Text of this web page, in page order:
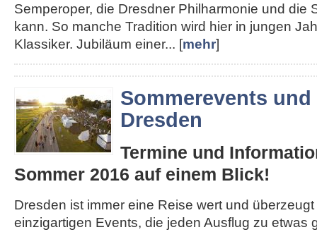
Semperoper, die Dresdner Philharmonie und die
kann. So manche Tradition wird hier in jungen
Klassiker. Jubiläum einer... [mehr]
Sommerevents
Dresden
Termine und
Sommer 2016 auf einem Blick!
Dresden ist immer eine Reise wert und
einzigartigen Events, die jeden Ausflug zu etwas